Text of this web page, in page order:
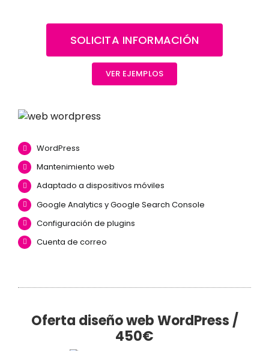
SOLICITA INFORMACIÓN
VER EJEMPLOS
WordPress
Mantenimiento web
Adaptado a dispositivos móviles
Google Analytics y Google Search Console
Configuración de plugins
Cuenta de correo
Oferta diseño web WordPress /
450€